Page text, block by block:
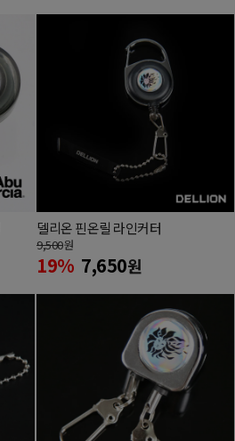
델리온 핀온릴 라인커터
9,500원
19% 7,650원